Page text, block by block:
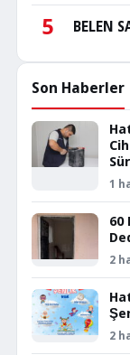
5 BELEN
Son Haberler
1
60
2
2